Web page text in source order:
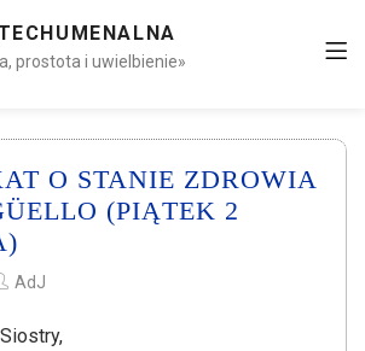
prostota i uwielbienie»
O STANIE ZDROWIA
(PIĄTEK 2
AdJ